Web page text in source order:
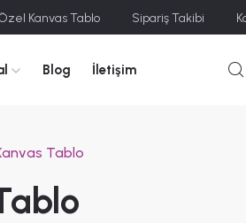
Kanvas Tablo Sipariş Takibi
Blog İletişim
Tablo